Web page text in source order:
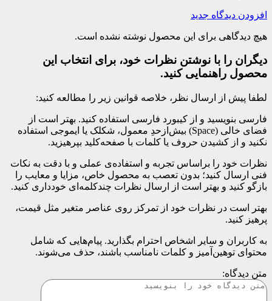
افزودن دیدگاه جدید
هیچ دیدگاهی برای این محصول نوشته نشده است.
دیگران را با نوشتن نظرات خود، برای انتخاب این
محصول راهنمایی کنید.
لطفا پیش از ارسال نظر، خلاصه قوانین زیر را مطالعه کنید:
فارسی بنویسید و از کیبورد فارسی استفاده کنید. بهتر است از
فضای خالی (Space) بیش‌از‌حدِ معمول، شکلک یا ایموجی استفاده
نکنید و از کشیدن حروف یا کلمات با صفحه‌کلید بپرهیزید.
نظرات خود را براساس تجربه و استفاده‌ی عملی و با دقت به نکات
فنی ارسال کنید؛ بدون تعصب به محصول خاص، مزایا و معایب را
بازگو کنید و بهتر است از ارسال نظرات چندکلمه‌‌ای خودداری کنید.
بهتر است در نظرات خود از تمرکز روی عناصر متغیر مثل قیمت،
پرهیز کنید.
به کاربران و سایر اشخاص احترام بگذارید. پیام‌هایی که شامل
محتوای توهین‌آمیز و کلمات نامناسب باشند، حذف می‌شوند.
متن دیدگاه: